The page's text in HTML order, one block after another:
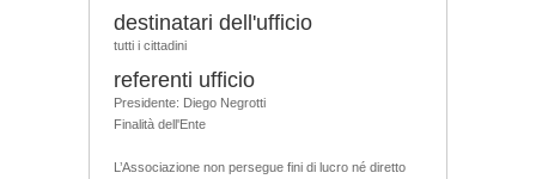
destinatari dell'ufficio
tutti i cittadini
referenti ufficio
Presidente: Diego Negrotti
Finalità dell'Ente
L’Associazione non persegue fini di lucro né diretto